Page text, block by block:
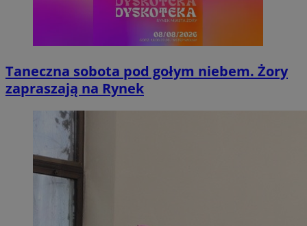
Taneczna sobota pod gołym niebem. Żory
zapraszają na Rynek